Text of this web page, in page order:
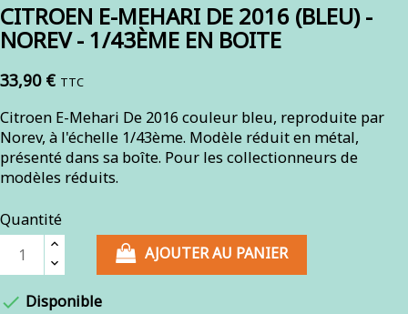
CITROEN E-MEHARI DE 2016 (BLEU) -
NOREV - 1/43ÈME EN BOITE
33,90 € TTC
Citroen E-Mehari De 2016 couleur bleu, reproduite par
Norev, à l'échelle 1/43ème. Modèle réduit en métal,
présenté dans sa boîte. Pour les collectionneurs de
modèles réduits.
Quantité
AJOUTER AU PANIER
 Disponible